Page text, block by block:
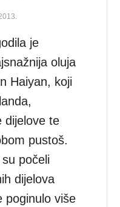
je
oluja
Haiyan, koji
dijelove te
pustoš.
počeli
dijelova
poginulo više